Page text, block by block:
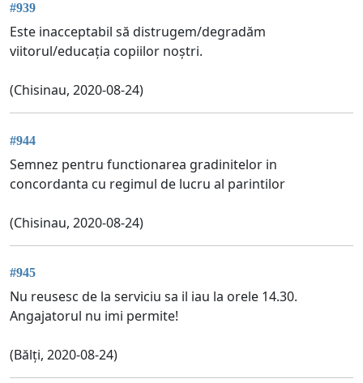
#939
Este inacceptabil să distrugem/degradăm
viitorul/educația copiilor noștri.
(Chisinau, 2020-08-24)
#944
Semnez pentru functionarea gradinitelor in
concordanta cu regimul de lucru al parintilor
(Chisinau, 2020-08-24)
#945
Nu reusesc de la serviciu sa il iau la orele 14.30.
Angajatorul nu imi permite!
(Bălți, 2020-08-24)